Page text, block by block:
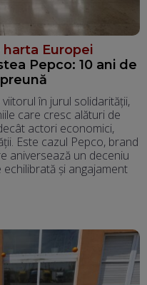
Europei
Pepco: 10 ani de
în jurul solidarității,
care cresc alături de
actori economici,
Este cazul Pepco, brand
aniversează un deceniu
și angajament